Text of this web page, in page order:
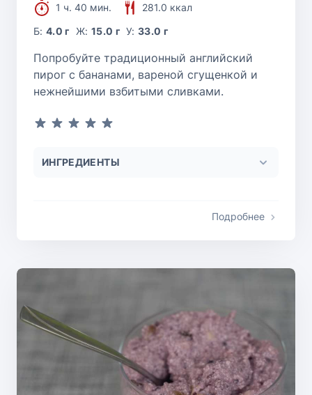
1 ч. 40 мин.
281.0 ккал
Б:4.0 г Ж: 15.0 г У:33.0 г
Попробуйте традиционный английский
пирог с бананами, вареной сгущенкой и
нежнейшими взбитыми сливками.
ИНГРЕДИЕНТЫ
Подробнее